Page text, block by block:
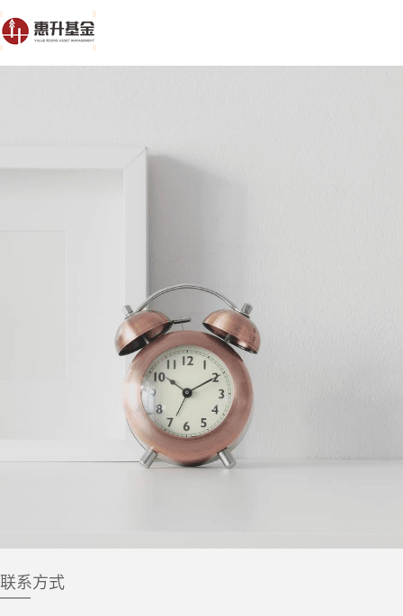
联系方式